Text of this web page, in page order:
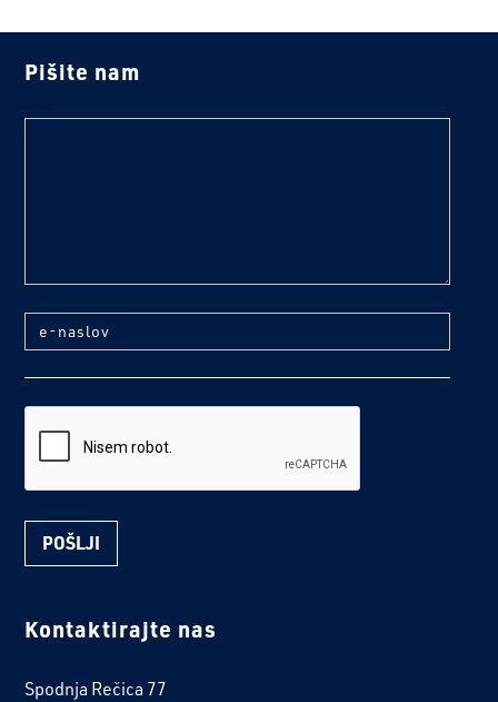
Pišite nam
e-naslov
Kontaktirajte nas
Spodnja Rečica 77